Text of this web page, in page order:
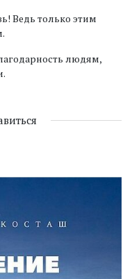
Ведь только этим
людям,